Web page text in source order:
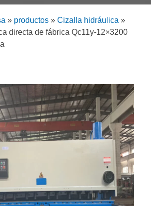
» productos » Cizalla hidráulica »
directa de fábrica Qc11y-12×3200